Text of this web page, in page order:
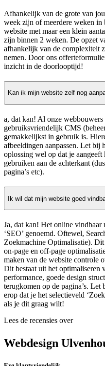
Afhankelijk van de grote van
week zijn of meerdere weken in
website met maar een klein
zijn binnen 2 weken. De opzet
afhankelijk van de complexiteit
nemen. Door ons
inzicht in de doorlooptijd!
Kan ik mijn website zelf nog
a, dat kan! Al onze webbouwers
gebruiksvriendelijk CMS
gemakkelijkst in gebruik is.
afbeeldingen aanpassen. Let bij
oplossing wel op dat je aangeeft
gebruiken aan de achterkant
pagina’s etc).
Ik wil dat mijn website goed
Ja, dat kan! Het online vindbaar
‘SEO’ genoemd. Oftewel,
Zoekmachine Optimalisatie).
on-page en off-page
maken van de website controle
Dit bestaat uit het optimaliseren
performance, goede design
terugkomen op de pagina’s.
erop dat je het selectieveld
als je dit graag wilt!
Lees de recensies over
Webdesign